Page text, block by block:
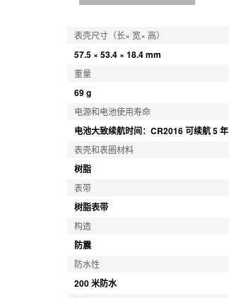
表壳尺寸（长× 宽× 高）
57.5 × 53.4 × 18.4 mm
重量
69 g
电源和电池使用寿命
电池大致续航时间：CR2016 可续航 5 年
表壳和表圈材料
树脂
表带
树脂表带
构造
防震
防水性
200 米防水